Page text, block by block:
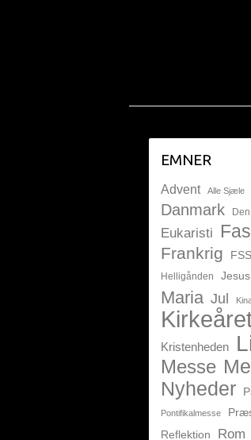
EMNER
Advent Alle Sjæle
Danmark
Eukaristi
Frankrig
Helligånden
Maria Jul
Kristenheden
Messe
Nyheder
Pontifikalmesse
Reflektion Rom